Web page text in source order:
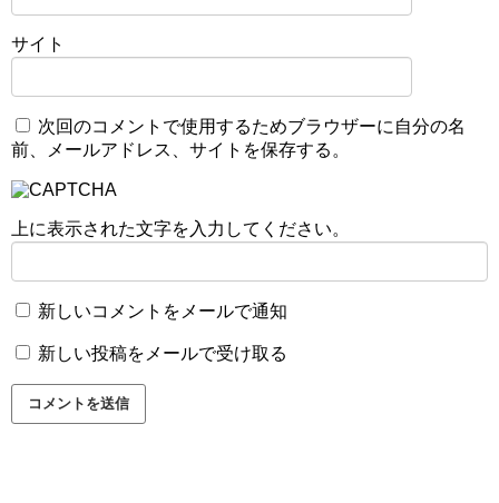
サイト
次回のコメントで使用するためブラウザーに自分の名
前、メールアドレス、サイトを保存する。
上に表示された文字を入力してください。
新しいコメントをメールで通知
新しい投稿をメールで受け取る